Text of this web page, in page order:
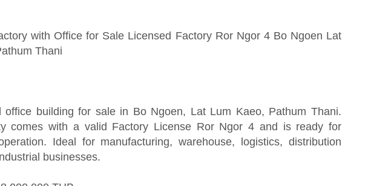
with Office for Sale Licensed Factory Ror Ngor 4 Bo Ngoen Lat
Thani
office building for sale in Bo Ngoen, Lat Lum Kaeo, Pathum Thani.
comes with a valid Factory License Ror Ngor 4 and is ready for
Ideal for manufacturing, warehouse, logistics, distribution
businesses.